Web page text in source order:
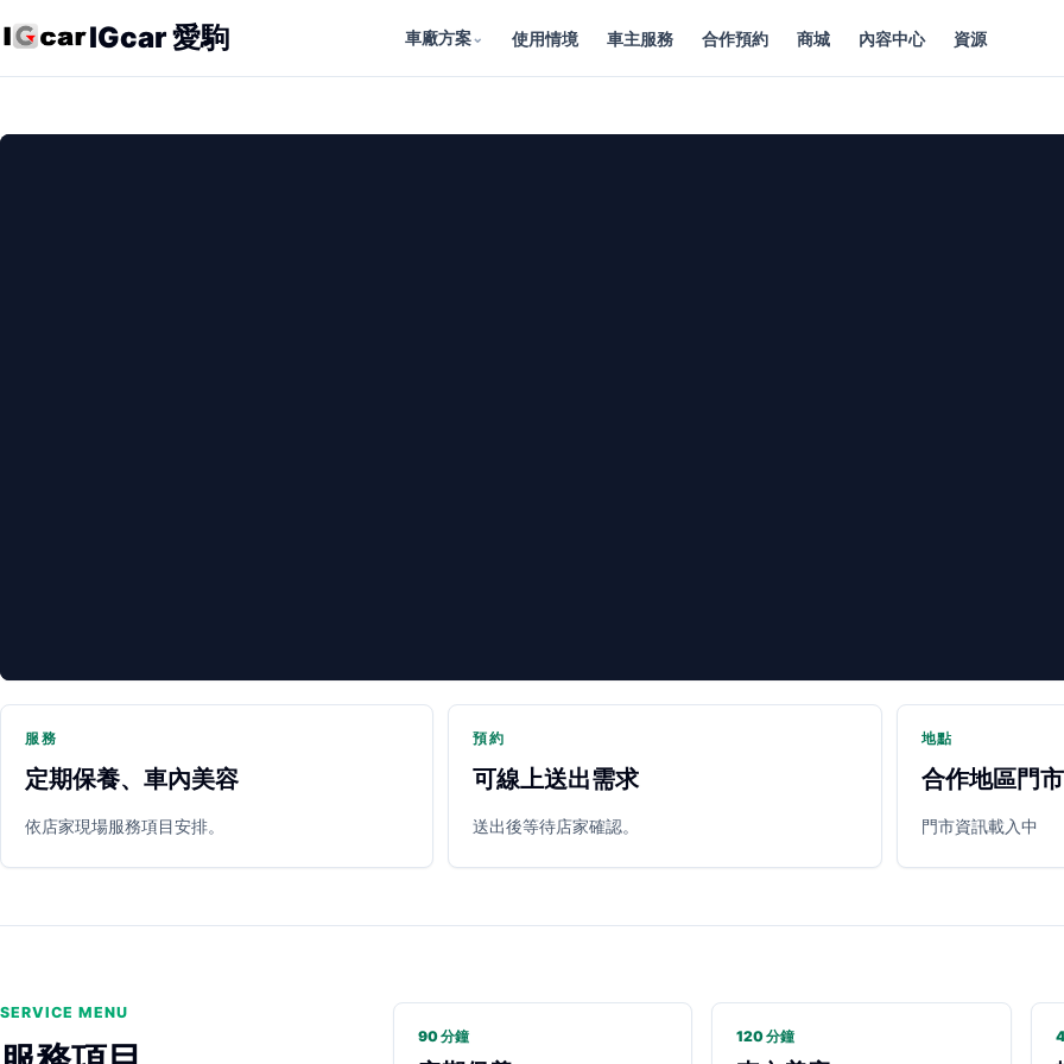
IGcar 愛駒 車廠方案⌄ 使用情境 車主服務 合作預約 商城 內容中心 資源
服務
定期保養、車內美容
依店家現場服務項目安排。
預約
可線上送出需求
送出後等待店家確認。
地點
合作地區門市
門市資訊載入中
SERVICE MENU
90 分鐘 120 分鐘